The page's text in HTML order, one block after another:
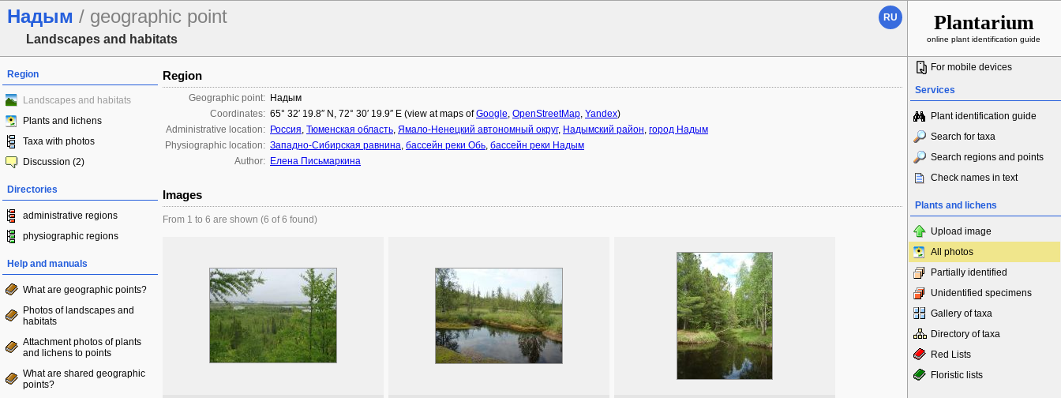
Надым / geographic point
Landscapes and habitats
RU Plantarium
online plant identification guide
Region
Landscapes and habitats
Plants and lichens
Taxa with photos
Discussion (2)
Directories
administrative regions
physiographic regions
Help and manuals
What are geographic points?
Photos of landscapes and
habitats
Attachment photos of plants
and lichens to points
What are shared geographic
points?
Region
Geographic point: Надым
Coordinates: 65° 32′ 19.8″ N, 72° 30′ 19.9″ E (view at maps ofGoogle, OpenStreetMap, Yandex)
Administrative location: Россия, Тюменская область, Ямало-Ненецкий автономный округ, Надымский район, город Надым
Physiographic location: Западно-Сибирская равнина, бассейн реки Обь, бассейн реки Надым
Author: Елена Письмаркина
Images
From 1 to 6 are shown (6 of 6 found)
For mobile devices
Services
Plant identification guide
Search for taxa
Search regions and points
Check names in text
Plants and lichens
Upload image
All photos
Partially identified
Unidentified specimens
Gallery of taxa
Directory of taxa
Red Lists
Floristic lists